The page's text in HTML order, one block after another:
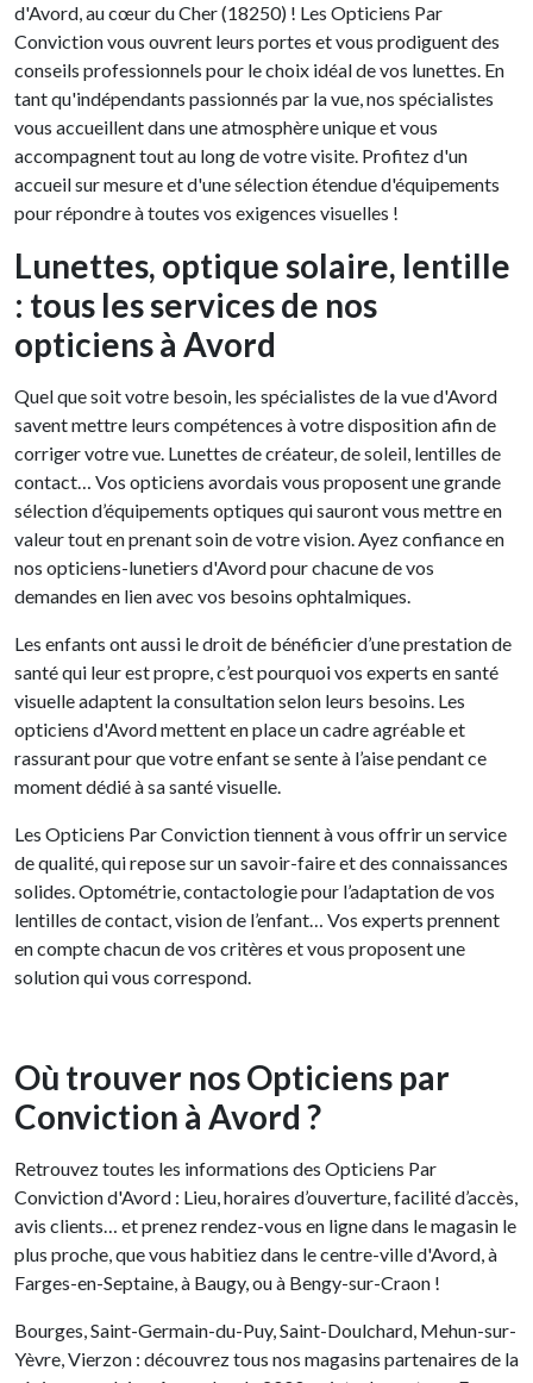
d'Avord, au cœur du Cher (18250) ! Les Opticiens Par
Conviction vous ouvrent leurs portes et vous prodiguent des
conseils professionnels pour le choix idéal de vos lunettes. En
tant qu'indépendants passionnés par la vue, nos spécialistes
vous accueillent dans une atmosphère unique et vous
accompagnent tout au long de votre visite. Profitez d'un
accueil sur mesure et d'une sélection étendue d'équipements
pour répondre à toutes vos exigences visuelles !
Lunettes, optique solaire, lentille
: tous les services de nos
opticiens à Avord
Quel que soit votre besoin, les spécialistes de la vue d'Avord
savent mettre leurs compétences à votre disposition afin de
corriger votre vue. Lunettes de créateur, de soleil, lentilles de
contact… Vos opticiens avordais vous proposent une grande
sélection d’équipements optiques qui sauront vous mettre en
valeur tout en prenant soin de votre vision. Ayez confiance en
nos opticiens-lunetiers d'Avord pour chacune de vos
demandes en lien avec vos besoins ophtalmiques.
Les enfants ont aussi le droit de bénéficier d’une prestation de
santé qui leur est propre, c’est pourquoi vos experts en santé
visuelle adaptent la consultation selon leurs besoins. Les
opticiens d'Avord mettent en place un cadre agréable et
rassurant pour que votre enfant se sente à l’aise pendant ce
moment dédié à sa santé visuelle.
Les Opticiens Par Conviction tiennent à vous offrir un service
de qualité, qui repose sur un savoir-faire et des connaissances
solides. Optométrie, contactologie pour l’adaptation de vos
lentilles de contact, vision de l’enfant… Vos experts prennent
en compte chacun de vos critères et vous proposent une
solution qui vous correspond.
Où trouver nos Opticiens par
Conviction à Avord ?
Retrouvez toutes les informations des Opticiens Par
Conviction d'Avord : Lieu, horaires d’ouverture, facilité d’accès,
avis clients… et prenez rendez-vous en ligne dans le magasin le
plus proche, que vous habitiez dans le centre-ville d'Avord, à
Farges-en-Septaine, à Baugy, ou à Bengy-sur-Craon !
Bourges, Saint-Germain-du-Puy, Saint-Doulchard, Mehun-sur-
Yèvre, Vierzon : découvrez tous nos magasins partenaires de la